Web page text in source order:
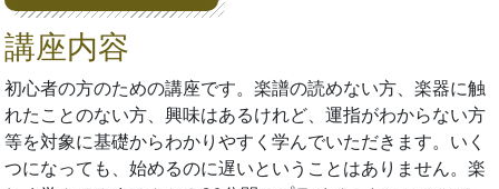
講座内容
初心者の方のための講座です。楽譜の読めない方、楽器に触
れたことのない方、興味はあるけれど、運指がわからない方
等を対象に基礎からわかりやすく学んでいただきます。いく
つになっても、始めるのに遅いということはありません。楽